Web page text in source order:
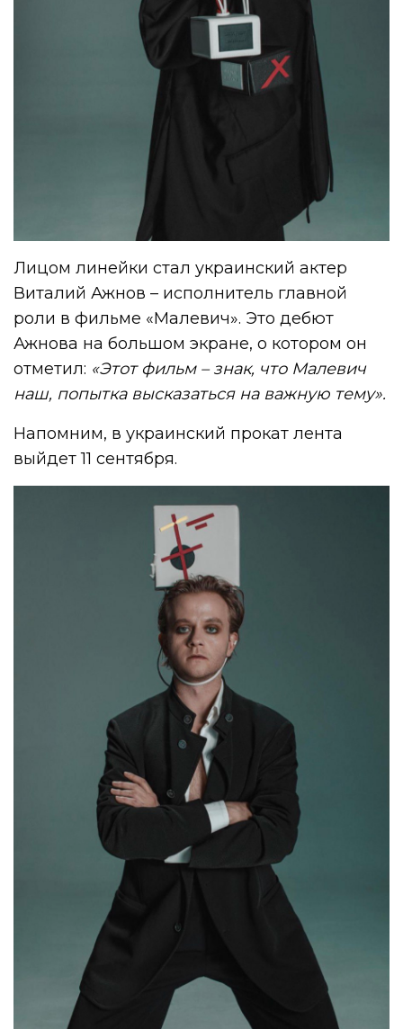
Лицом линейки стал украинский актер
Виталий Ажнов – исполнитель главной
роли в фильме «Малевич». Это дебют
Ажнова на большом экране, о котором он
отметил: «Этот фильм – знак, что Малевич
наш, попытка высказаться на важную тему».
Напомним, в украинский прокат лента
выйдет 11 сентября.